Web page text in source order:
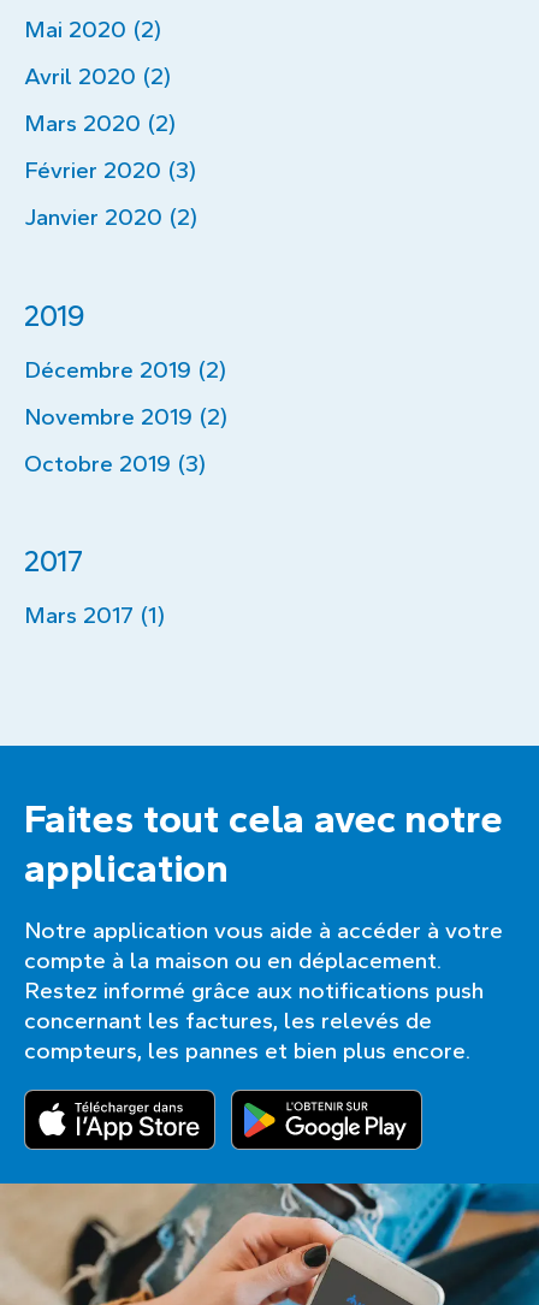
Mai 2020 (2)
Avril 2020 (2)
Mars 2020 (2)
Février 2020 (3)
Janvier 2020 (2)
2019
Décembre 2019 (2)
Novembre 2019 (2)
Octobre 2019 (3)
2017
Mars 2017 (1)
Faites tout cela avec notre
application
Notre application vous aide à accéder à votre
compte à la maison ou en déplacement.
Restez informé grâce aux notifications push
concernant les factures, les relevés de
compteurs, les pannes et bien plus encore.